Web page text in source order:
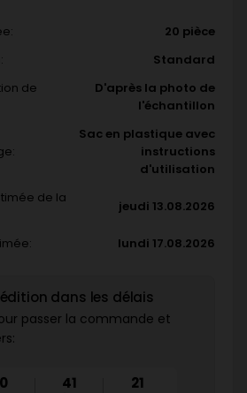
20 pièce
Standard
de
D'après la photo de
l'échantillon
Sac en plastique avec
instructions
d'utilisation
de la
jeudi 13.08.2026
lundi 17.08.2026
dans les délais
passer la commande et
41 20